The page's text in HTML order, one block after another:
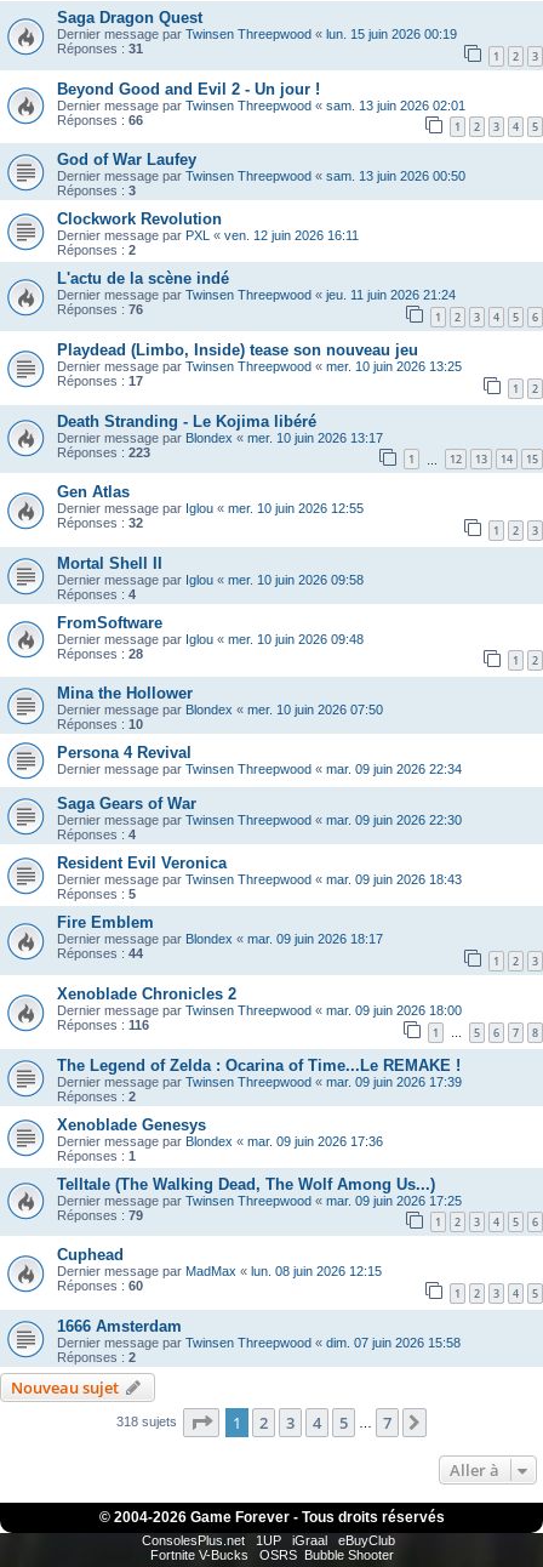
Saga Dragon Quest
Dernier message par Twinsen Threepwood « lun. 15 juin 2026 00:19
Réponses : 31 1 2 3
Beyond Good and Evil 2 - Un jour !
Dernier message par Twinsen Threepwood « sam. 13 juin 2026 02:01
Réponses : 66 1 2 3 4 5
God of War Laufey
Dernier message par Twinsen Threepwood « sam. 13 juin 2026 00:50
Réponses : 3
Clockwork Revolution
Dernier message par PXL « ven. 12 juin 2026 16:11
Réponses : 2
L'actu de la scène indé
Dernier message par Twinsen Threepwood « jeu. 11 juin 2026 21:24
Réponses : 76 1 2 3 4 5 6
Playdead (Limbo, Inside) tease son nouveau jeu
Dernier message par Twinsen Threepwood « mer. 10 juin 2026 13:25
Réponses : 17 1 2
Death Stranding - Le Kojima libéré
Dernier message par Blondex « mer. 10 juin 2026 13:17
Réponses : 223 1 12 13 14 15
Gen Atlas
Dernier message par Iglou « mer. 10 juin 2026 12:55
Réponses : 32 1 2 3
Mortal Shell II
Dernier message par Iglou « mer. 10 juin 2026 09:58
Réponses : 4
FromSoftware
Dernier message par Iglou « mer. 10 juin 2026 09:48
Réponses : 28 1 2
Mina the Hollower
Dernier message par Blondex « mer. 10 juin 2026 07:50
Réponses : 10
Persona 4 Revival
Dernier message par Twinsen Threepwood « mar. 09 juin 2026 22:34
Saga Gears of War
Dernier message par Twinsen Threepwood « mar. 09 juin 2026 22:30
Réponses : 4
Resident Evil Veronica
Dernier message par Twinsen Threepwood « mar. 09 juin 2026 18:43
Réponses : 5
Fire Emblem
Dernier message par Blondex « mar. 09 juin 2026 18:17
Réponses : 44 1 2 3
Xenoblade Chronicles 2
Dernier message par Twinsen Threepwood « mar. 09 juin 2026 18:00
Réponses : 116 1 … 5 6 7 8
The Legend of Zelda : Ocarina of Time...Le REMAKE !
Dernier message par Twinsen Threepwood « mar. 09 juin 2026 17:39
Réponses : 2
Xenoblade Genesys
Dernier message par Blondex « mar. 09 juin 2026 17:36
Réponses : 1
Telltale (The Walking Dead, The Wolf Among Us...)
Dernier message par Twinsen Threepwood « mar. 09 juin 2026 17:25
Réponses : 79 1 2 3 4 5 6
Cuphead
Dernier message par MadMax « lun. 08 juin 2026 12:15
Réponses : 60 1 2 3 4 5
1666 Amsterdam
Dernier message par Twinsen Threepwood « dim. 07 juin 2026 15:58
Réponses : 2
Nouveau sujet
318 sujets Page 1sur7
1 2 3 4 5 7
Aller à
© 2004-2026 Game Forever - Tous droits réservés
ConsolesPlus.net 1UP iGraal
eBuyClub
Fortnite V-Bucks
OSRS Bubble Shooter